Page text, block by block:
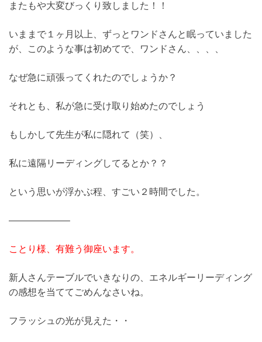
またもや大変びっくり致しました！！
いままで１ヶ月以上、ずっとワンドさんと眠っていました
が、このような事は初めてで、ワンドさん、、、、
なぜ急に頑張ってくれたのでしょうか？
それとも、私が急に受け取り始めたのでしょう
もしかして先生が私に隠れて（笑）、
私に遠隔リーディングしてるとか？？
という思いが浮かぶ程、すごい２時間でした。
——————–
ことり様、有難う御座います。
新人さんテーブルでいきなりの、エネルギーリーディング
の感想を当ててごめんなさいね。
フラッシュの光が見えた・・